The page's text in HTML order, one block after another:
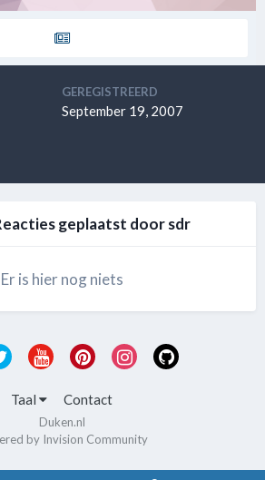
GEREGISTREERD
September 19, 2007
geplaatst door sdr
Er is hier nog niets
Taal Contact
Duken.nl
by Invision Community